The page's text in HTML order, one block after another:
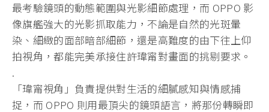
最考驗鏡頭的動態範圍與光影細節處理，而 OPPO 影
像旗艦強大的光影抓取能力，不論是自然的光斑暈
染、細緻的面部暗部細節，還是高難度的由下往上仰
拍視角，都能完美承接住許瑋甯對畫面的挑剔要求。
.
「瑋甯視角」負責提供對生活的細膩感知與情感捕
捉，而 OPPO 則用最頂尖的鏡頭語言，將那份轉瞬即